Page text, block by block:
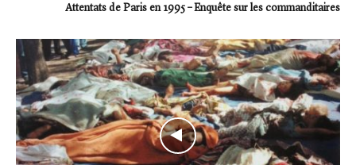
Attentats de Paris en 1995 – Enquête sur les commanditaires